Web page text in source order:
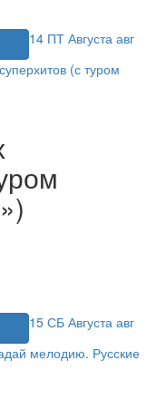
14 ПТ Августа авг
15 СБ Августа авг